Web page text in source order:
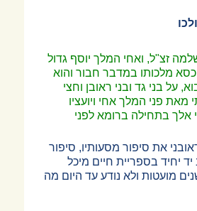
זצ"ל, ואחי המלך יוסף גדול
כסא מלכותו במדבר חבור והוא
על בני גד ובני ראובן וחצי
פני המלך אחי ויועציו
אלך בתחילה ברומא לפני
את סיפור מסעותיו, סיפור
יחיד בספריית חיים מיכל
מועטות ולא נודע עד היום מה